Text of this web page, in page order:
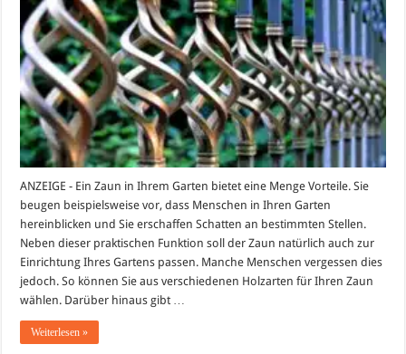
Diese
Materialien
müssen
Sie
kennen
ANZEIGE - Ein Zaun in Ihrem Garten bietet eine Menge Vorteile. Sie
beugen beispielsweise vor, dass Menschen in Ihren Garten
hereinblicken und Sie erschaffen Schatten an bestimmten Stellen.
Neben dieser praktischen Funktion soll der Zaun natürlich auch zur
Einrichtung Ihres Gartens passen. Manche Menschen vergessen dies
jedoch. So können Sie aus verschiedenen Holzarten für Ihren Zaun
wählen. Darüber hinaus gibt …
Weiterlesen »